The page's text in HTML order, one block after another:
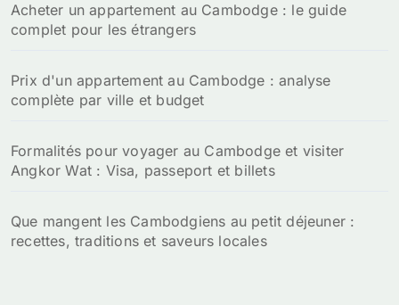
Acheter un appartement au Cambodge : le guide
complet pour les étrangers
Prix d'un appartement au Cambodge : analyse
complète par ville et budget
Formalités pour voyager au Cambodge et visiter
Angkor Wat : Visa, passeport et billets
Que mangent les Cambodgiens au petit déjeuner :
recettes, traditions et saveurs locales